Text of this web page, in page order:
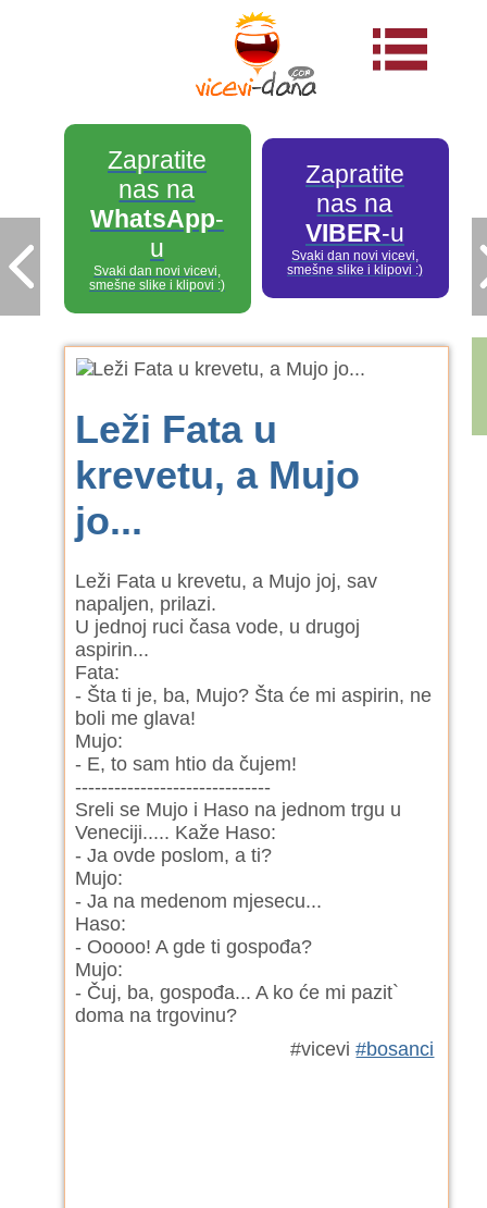
Zapratite
nas na
WhatsApp-
u
Svaki dan novi vicevi,
smešne slike i klipovi :)
Zapratite
nas na
VIBER-u
Svaki dan novi vicevi,
smešne slike i klipovi :)
Leži Fata u
krevetu, a Mujo
jo...
Leži Fata u krevetu, a Mujo joj, sav
napaljen, prilazi.
U jednoj ruci časa vode, u drugoj
aspirin...
Fata:
- Šta ti je, ba, Mujo? Šta će mi aspirin, ne
boli me glava!
Mujo:
- E, to sam htio da čujem!
------------------------------
Sreli se Mujo i Haso na jednom trgu u
Veneciji..... Kaže Haso:
- Ja ovde poslom, a ti?
Mujo:
- Ja na medenom mjesecu...
Haso:
- Ooooo! A gde ti gospođa?
Mujo:
- Čuj, ba, gospođa... A ko će mi pazit`
doma na trgovinu?
#vicevi#bosanci